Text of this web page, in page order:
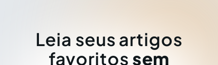
Leia seus artigos
favoritos sem